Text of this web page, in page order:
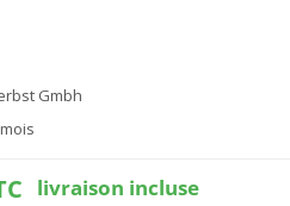
Gmbh
livraison incluse